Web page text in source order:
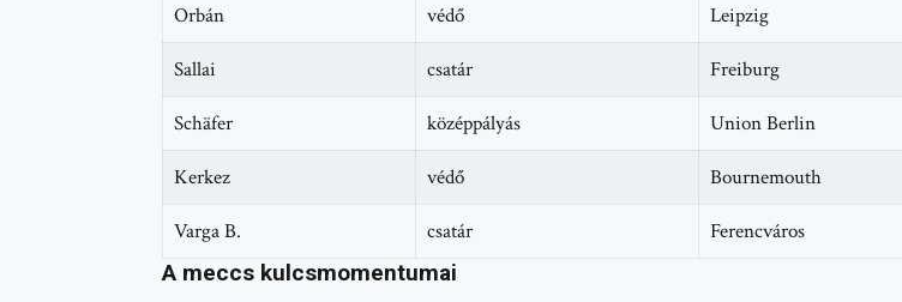
Orbán védő Leipzig
Sallai csatár Freiburg
Schäfer középpályás Union Berlin
Kerkez védő Bournemouth
Varga B. csatár Ferencváros
A meccs kulcsmomentumai